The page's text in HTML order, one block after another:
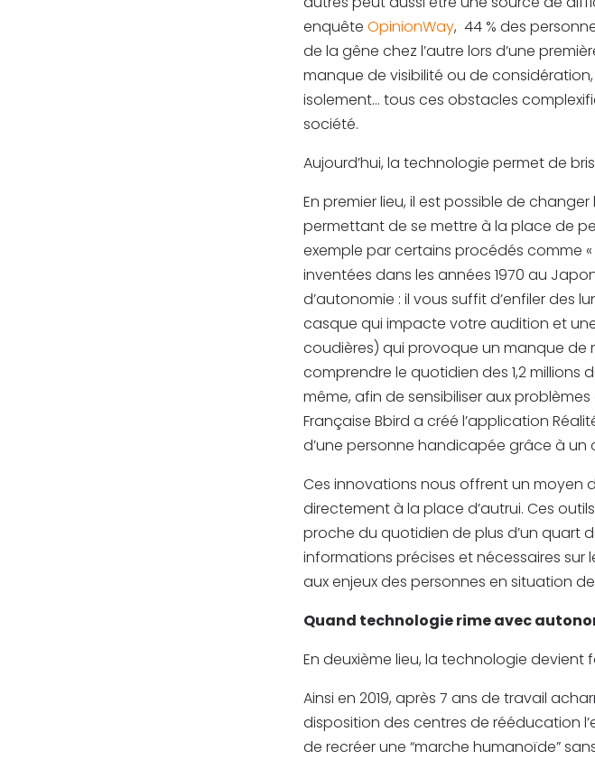
enquête OpinionWay, 44 % des
de la gêne chez l’autre lors d’une
manque de visibilité ou de
isolement… tous ces obstacles
société.
Aujourd’hui, la technologie permet de
En premier lieu, il est possible de
permettant de se mettre à la place de
exemple par certains procédés comme
inventées dans les années 1970 au
d’autonomie : il vous suffit d’enfiler des
casque qui impacte votre audition et
coudières) qui provoque un manque de
comprendre le quotidien des 1,2 millions
même, afin de sensibiliser aux
Française Bbird a créé l’application
d’une personne handicapée grâce à un
Ces innovations nous offrent un moyen
directement à la place d’autrui. Ces
proche du quotidien de plus d’un quart
informations précises et nécessaires sur
aux enjeux des personnes en situation
Quand technologie rime avec
En deuxième lieu, la technologie
Ainsi en 2019, après 7 ans de travail
disposition des centres de rééducation
de recréer une “marche humanoïde”